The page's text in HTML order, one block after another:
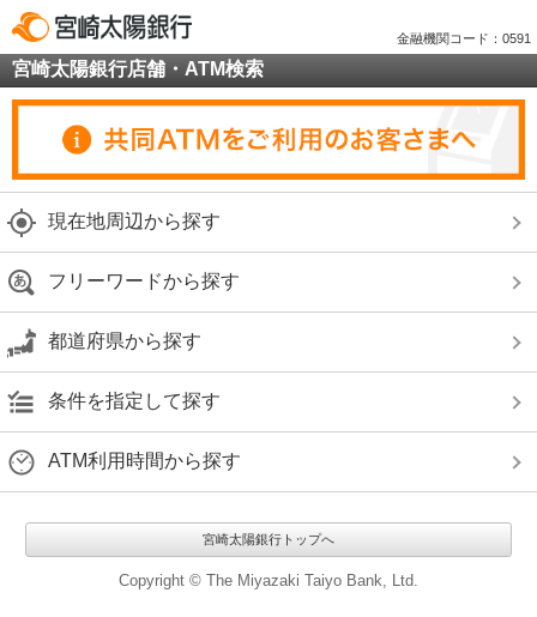
金融機関コード：0591
宮崎太陽銀行店舗・ATM検索
現在地周辺から探す
フリーワードから探す
都道府県から探す
条件を指定して探す
ATM利用時間から探す
宮崎太陽銀行トップへ
Copyright © The Miyazaki Taiyo Bank, Ltd.